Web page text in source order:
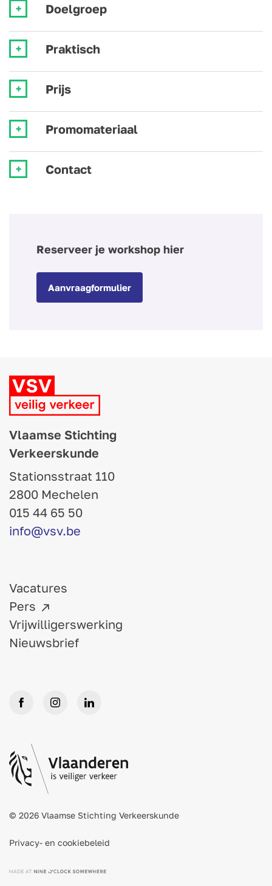
Doelgroep
Praktisch
Prijs
Promomateriaal
Contact
Reserveer je workshop hier
Aanvraagformulier
Vlaamse Stichting
Verkeerskunde
Stationsstraat 110
2800 Mechelen
015 44 65 50
info@vsv.be
Vacatures
Pers
Vrijwilligerswerking
Nieuwsbrief
© 2026 Vlaamse Stichting Verkeerskunde
Privacy- en cookiebeleid